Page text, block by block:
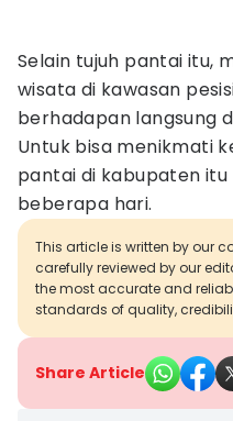
Selain tujuh pantai itu,
wisata di kawasan
berhadapan langsung
Untuk bisa menikmati
pantai di kabupaten
beberapa hari.
This article is written by our
carefully reviewed by our
the most accurate and
standards of quality,
Share Article